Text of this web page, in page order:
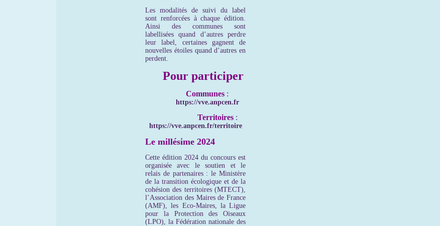
Les modalités de suivi du label
sont renforcées à chaque édition.
Ainsi des communes sont
labellisées quand d’autres perdre
leur label, certaines gagnent de
nouvelles étoiles quand d’autres en
perdent.
Pour participer
Communes :
https://vve.anpcen.fr
Territoires :
https://vve.anpcen.fr/territoire
Le millésime 2024
Cette édition 2024 du concours est
organisée avec le soutien et le
relais de partenaires : le Ministère
de la transition écologique et de la
cohésion des territoires (MTECT),
l’Association des Maires de France
(AMF), les Eco-Maires, la Ligue
pour la Protection des Oiseaux
(LPO), la Fédération nationale des